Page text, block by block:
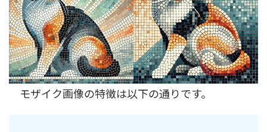
モザイク画像の特徴は以下の通りです。